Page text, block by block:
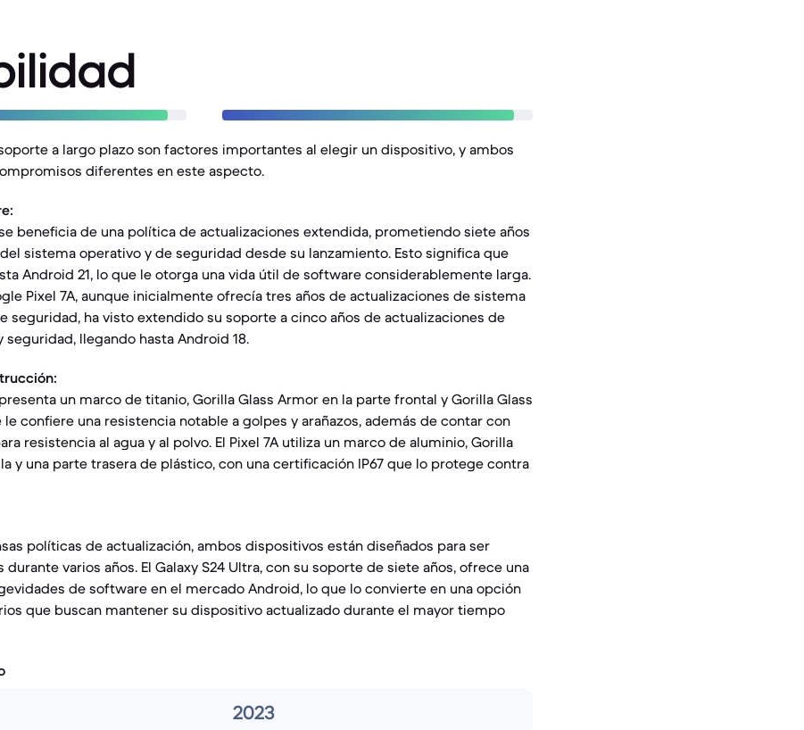
a largo plazo son factores importantes al elegir un dispositivo, y ambos
diferentes en este aspecto.
se beneficia de una política de actualizaciones extendida, prometiendo siete años
sistema operativo y de seguridad desde su lanzamiento. Esto significa que
Android 21, lo que le otorga una vida útil de software considerablemente larga.
Pixel 7A, aunque inicialmente ofrecía tres años de actualizaciones de sistema
seguridad, ha visto extendido su soporte a cinco años de actualizaciones de
llegando hasta Android 18.
un marco de titanio, Gorilla Glass Armor en la parte frontal y Gorilla Glass
le confiere una resistencia notable a golpes y arañazos, además de contar con
resistencia al agua y al polvo. El Pixel 7A utiliza un marco de aluminio, Gorilla
y una parte trasera de plástico, con una certificación IP67 que lo protege contra
políticas de actualización, ambos dispositivos están diseñados para ser
varios años. El Galaxy S24 Ultra, con su soporte de siete años, ofrece una
de software en el mercado Android, lo que lo convierte en una opción
que buscan mantener su dispositivo actualizado durante el mayor tiempo
2023